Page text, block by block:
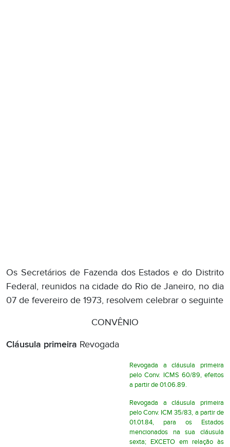
Os Secretários de Fazenda dos Estados e do Distrito
Federal, reunidos na cidade do Rio de Janeiro, no dia
07 de fevereiro de 1973, resolvem celebrar o seguinte
CONVÊNIO
Cláusula primeira Revogada
Revogada a cláusula primeira
pelo Conv. ICMS 60/89, efeitos
a partir de 01.06.89.
Revogada a cláusula primeira
pelo Conv. ICM 35/83, a partir de
01.01.84, para os Estados
mencionados na sua cláusula
sexta; EXCETO em relação às